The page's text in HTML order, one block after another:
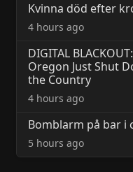
Kvinna död efter
4 hours ago
DIGITAL
Oregon Just Shut
the Country
4 hours ago
Bomblarm på bar i
5 hours ago